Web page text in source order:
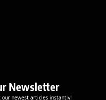
Newsletter
newest articles instantly!